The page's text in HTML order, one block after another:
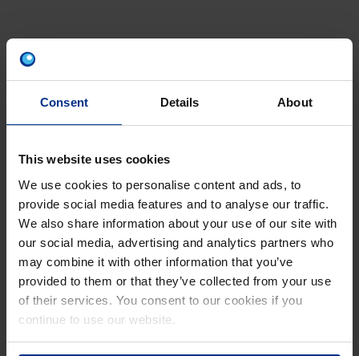
Consent Details About
This website uses cookies
We use cookies to personalise content and ads, to
provide social media features and to analyse our traffic.
We also share information about your use of our site with
our social media, advertising and analytics partners who
may combine it with other information that you’ve
provided to them or that they’ve collected from your use
of their services. You consent to our cookies if you
continue to use our website.
3D printer omogućuje
prilagođenu masovnu
proizvodnju.
stvara nestandardne
profile optimizirane
protokom u roku od
20 minuta, štedeći
dizajneru dnevni rad.
UŠTEDA VREMENA U DIZAJNU I